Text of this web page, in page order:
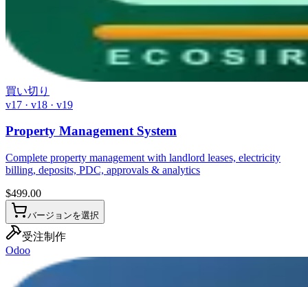
買い切り
v17 · v18 · v19
Property Management System
Complete property management with landlord leases, electricity
billing, deposits, PDC, approvals & analytics
$499.00
バージョンを選択
受注制作
Odoo